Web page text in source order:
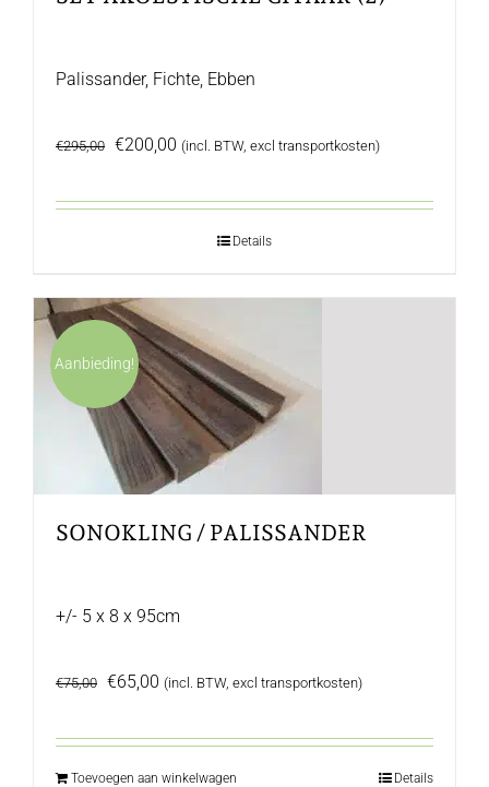
Palissander, Fichte, Ebben
€295,00 Oorspronkelijke
€200,00 Huidige
(incl. BTW, excl transportkosten)
Details
Aanbieding!
SONOKLING / PALISSANDER
+/- 5 x 8 x 95cm
€75,00 Oorspronkelijke
€65,00 Huidige
(incl. BTW, excl transportkosten)
Toevoegen aan winkelwagen Details